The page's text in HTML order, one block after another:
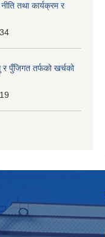
तथा कार्यक्रम र
पुँजिगत तर्फको खर्चको